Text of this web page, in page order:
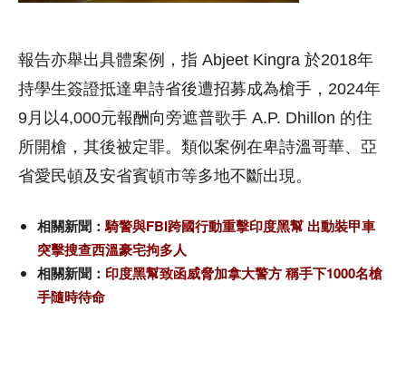
報告亦舉出具體案例，指 Abjeet Kingra 於2018年
持學生簽證抵達卑詩省後遭招募成為槍手，2024年
9月以4,000元報酬向旁遮普歌手 A.P. Dhillon 的住
所開槍，其後被定罪。類似案例在卑詩溫哥華、亞
省愛民頓及安省賓頓市等多地不斷出現。
相關新聞：騎警與FBI跨國行動重擊印度黑幫 出動裝甲車
突擊搜查西溫豪宅拘多人
相關新聞： 印度黑幫致函威脅加拿大警方 稱手下1000名槍
手隨時待命